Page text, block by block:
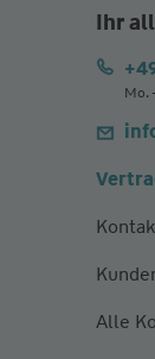
Ihr
Mo.
Alle